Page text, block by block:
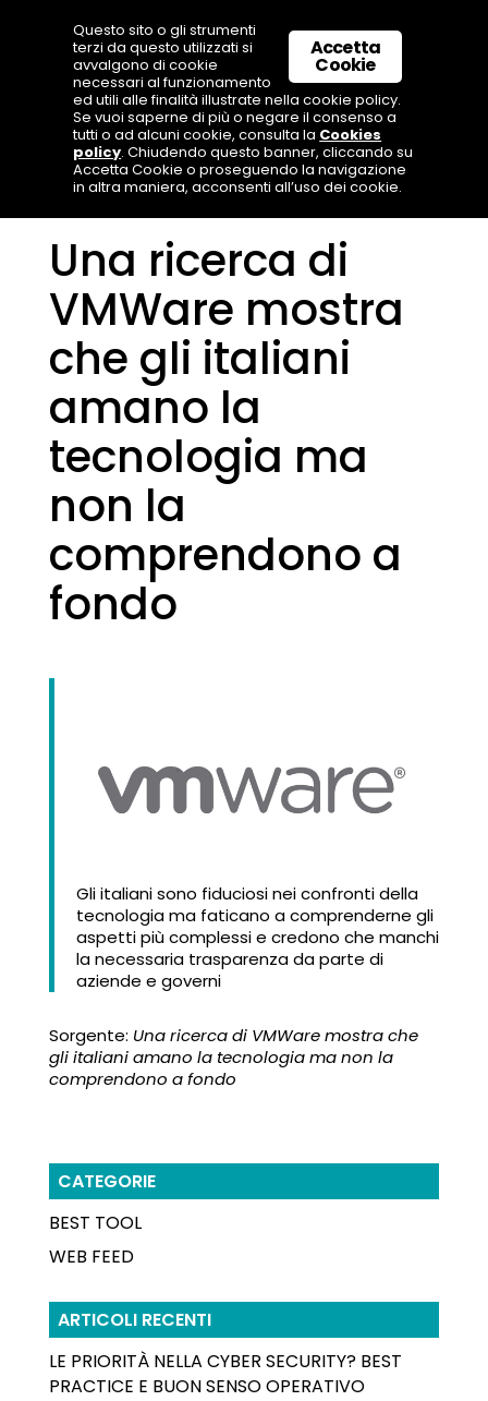
Una ricerca di
VMWare mostra
che gli italiani
amano la
tecnologia ma
non la
comprendono a
fondo
Gli italiani sono fiduciosi nei confronti della
tecnologia ma faticano a comprenderne gli
aspetti più complessi e credono che manchi
la necessaria trasparenza da parte di
aziende e governi
Sorgente: Una ricerca di VMWare mostra che
gli italiani amano la tecnologia ma non la
comprendono a fondo
CATEGORIE
BEST TOOL
WEB FEED
ARTICOLI RECENTI
LE PRIORITÀ NELLA CYBER SECURITY? BEST
PRACTICE E BUON SENSO OPERATIVO
Accetta
Cookie
Questo sito o gli strumenti
terzi da questo utilizzati si
avvalgono di cookie
necessari al funzionamento
ed utili alle finalità illustrate nella cookie policy.
Se vuoi saperne di più o negare il consenso a
tutti o ad alcuni cookie, consulta la Cookies
policy. Chiudendo questo banner, cliccando su
Accetta Cookie o proseguendo la navigazione
in altra maniera, acconsenti all’uso dei cookie.